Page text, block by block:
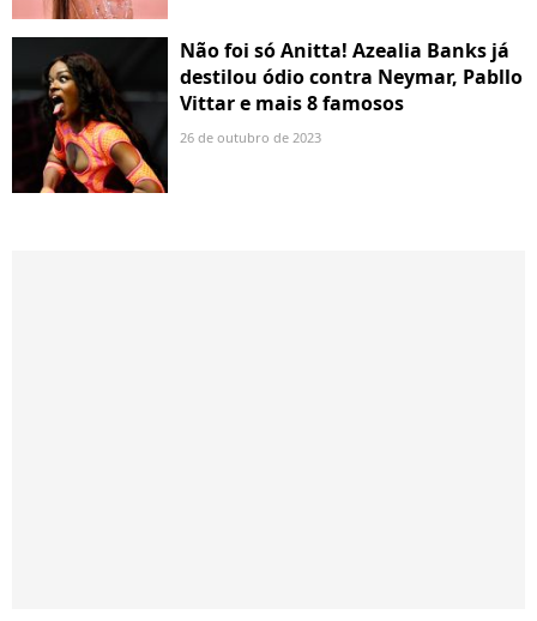
Não foi só Anitta! Azealia Banks já
destilou ódio contra Neymar, Pabllo
Vittar e mais 8 famosos
26 de outubro de 2023